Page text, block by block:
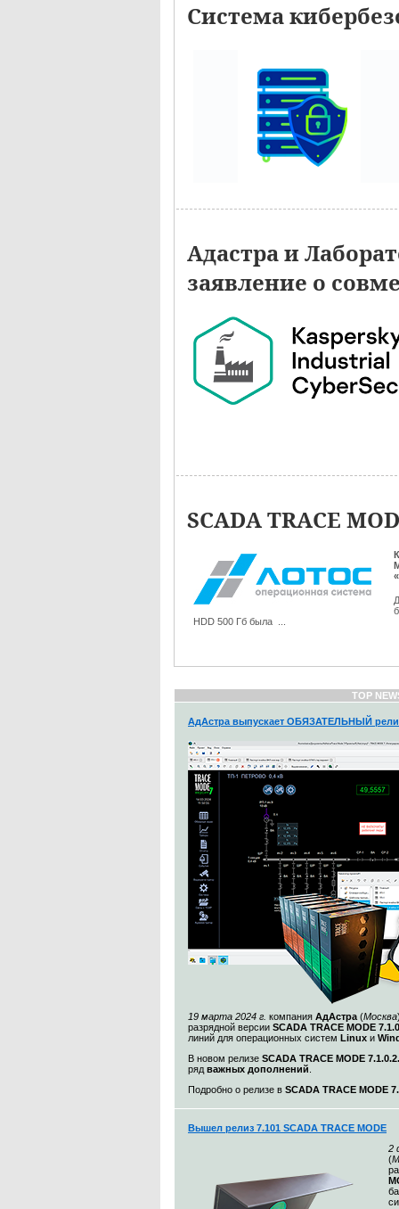
Система
Адастра и
заявление о
SCADA TRACE
HDD 500 Гб была ...
TOP
АдАстра выпускает ОБЯЗАТЕЛЬНЫЙ релиз
19 марта 2024 г. компания АдАстра (Москва
разрядной версии SCADA TRACE MODE
линий для операционных систем Linux и
В новом релизе SCADA TRACE MODE 7.1.0.2.
ряд важных дополнений
Подробно о релизе в SCADA TRACE MODE
Вышел релиз 7.101 SCADA TRACE MODE
2
(